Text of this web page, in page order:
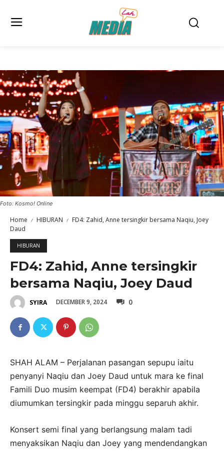
Foto: Kosmo! Online
Home HIBURAN
FD4: Zahid, Anne tersingkir bersama Naqiu, Joey
Daud
HIBURAN
FD4: Zahid, Anne tersingkir
bersama Naqiu, Joey Daud
SYIRA DECEMBER 9, 2024 0
SHAH ALAM – Perjalanan pasangan sepupu iaitu
penyanyi Naqiu dan Joey Daud untuk mara ke final
Famili Duo musim keempat (FD4) berakhir apabila
diumumkan tersingkir pada minggu separuh akhir.
Konsert semi final yang berlangsung malam tadi
menyaksikan Naqiu dan Joey yang mendendangkan